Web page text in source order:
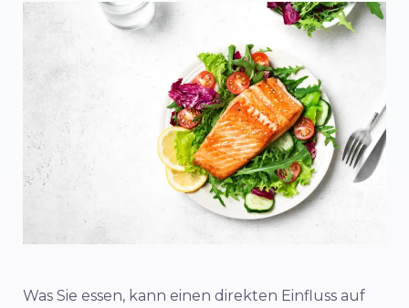
Was Sie essen, kann einen direkten Einfluss auf